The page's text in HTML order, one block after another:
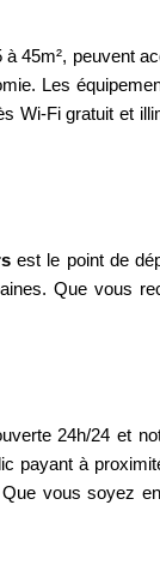
45m², peuvent
Les
Wi-Fi gratuit et
est le point de
Que vous
24h/24 et
payant à
vous soyez